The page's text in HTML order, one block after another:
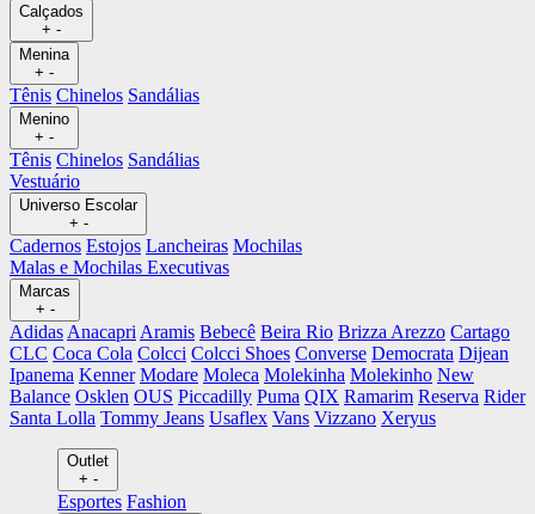
Calçados
+ -
Menina
+ -
Tênis Chinelos Sandálias
Menino
+ -
Tênis Chinelos Sandálias
Vestuário
Universo Escolar
+ -
Cadernos Estojos Lancheiras Mochilas
Malas e Mochilas Executivas
Marcas
+ -
Adidas Anacapri Aramis Bebecê Beira Rio Brizza Arezzo Cartago
CLC Coca Cola Colcci Colcci Shoes Converse Democrata Dijean
Ipanema Kenner Modare Moleca Molekinha Molekinho New
Balance Osklen OUS Piccadilly Puma QIX Ramarim Reserva Rider
Santa Lolla Tommy Jeans Usaflex Vans Vizzano Xeryus
Outlet
+ -
Esportes Fashion